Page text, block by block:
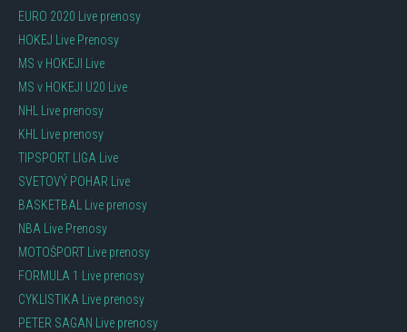
EURO 2020 Live prenosy
HOKEJ Live Prenosy
MS v HOKEJI Live
MS v HOKEJI U20 Live
NHL Live prenosy
KHL Live prenosy
TIPSPORT LIGA Live
SVETOVÝ POHAR Live
BASKETBAL Live prenosy
NBA Live Prenosy
MOTOŠPORT Live prenosy
FORMULA 1 Live prenosy
CYKLISTIKA Live prenosy
PETER SAGAN Live prenosy